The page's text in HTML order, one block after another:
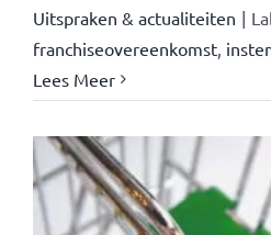
Uitspraken & actualiteiten |
franchiseovereenkomst,
Lees Meer